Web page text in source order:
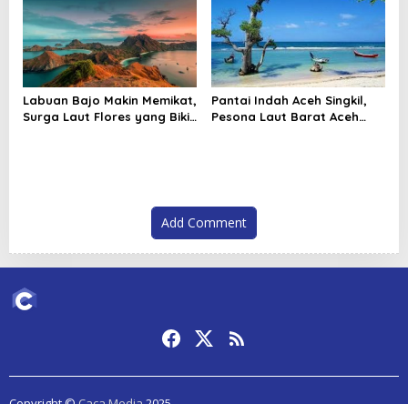
Labuan Bajo Makin Memikat,
Surga Laut Flores yang Bikin
Pantai Indah Aceh Singkil,
Pesona Laut Barat Aceh
Add Comment